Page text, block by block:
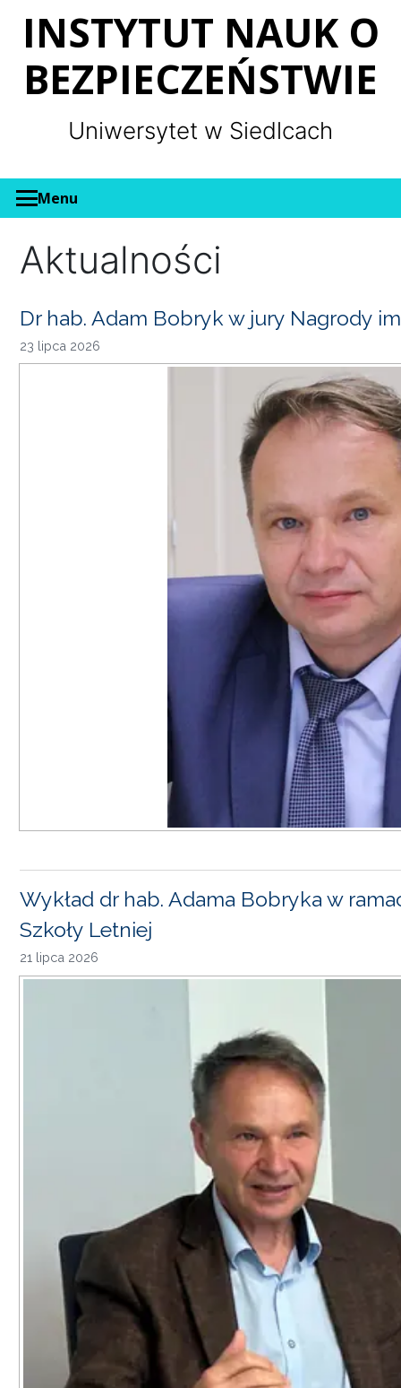
INSTYTUT NAUK O
BEZPIECZEŃSTWIE
Uniwersytet w Siedlcach
Menu
Aktualności
Dr hab. Adam Bobryk w jury Nagrody
23 lipca 2026
Wykład dr hab. Adama Bobryka w
Szkoły Letniej
21 lipca 2026